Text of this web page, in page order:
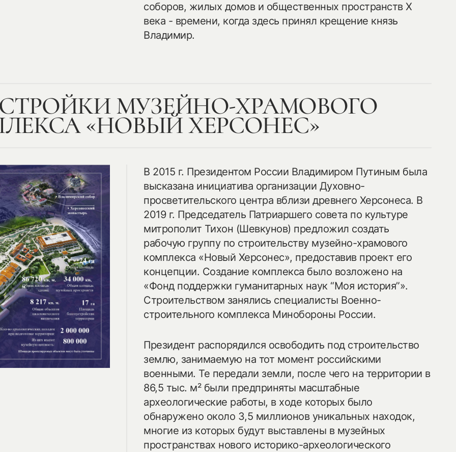
соборов, жилых домов и общественных пространств Х
века - времени, когда здесь принял крещение князь
Владимир.
МУЗЕЙНО-ХРАМОВОГО
«НОВЫЙ ХЕРСОНЕС»
В 2015 г. Президентом России Владимиром Путиным была
высказана инициатива организации Духовно-
просветительского центра вблизи древнего Херсонеса. В
2019 г. Председатель Патриаршего совета по культуре
митрополит Тихон (Шевкунов) предложил создать
рабочую группу по строительству музейно-храмового
комплекса «Новый Херсонес», предоставив проект его
концепции. Создание комплекса было возложено на
«Фонд поддержки гуманитарных наук “Моя история”».
Строительством занялись специалисты Военно-
строительного комплекса Минобороны России.
Президент распорядился освободить под строительство
землю, занимаемую на тот момент российскими
военными. Те передали земли, после чего на территории в
86,5 тыс. м² были предприняты масштабные
археологические работы, в ходе которых было
обнаружено около 3,5 миллионов уникальных находок,
многие из которых будут выставлены в музейных
пространствах нового историко-археологического